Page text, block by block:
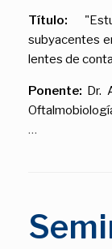
Título:
subyacentes
lentes de
Ponente: Dr.
…